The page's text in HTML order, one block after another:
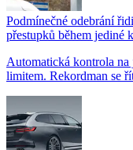
Podmínečné odebrání
přestupků během jediné
Automatická kontrola na
limitem. Rekordman se